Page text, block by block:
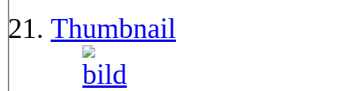
Thumbnail